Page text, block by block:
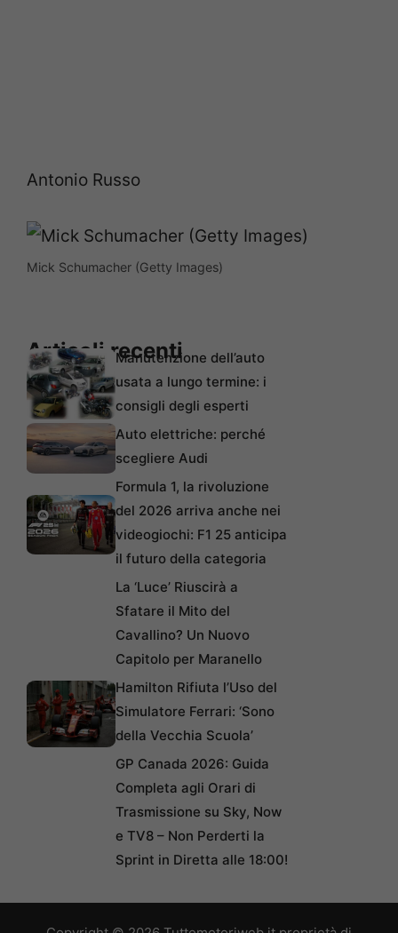
Antonio Russo
Mick Schumacher (Getty Images)
Articoli recentiManutenzione dell’auto
usata a lungo termine: i
consigli degli esperti
Auto elettriche: perché
scegliere Audi
Formula 1, la rivoluzione
del 2026 arriva anche nei
videogiochi: F1 25 anticipa
il futuro della categoria
La ‘Luce’ Riuscirà a
Sfatare il Mito del
Cavallino? Un Nuovo
Capitolo per Maranello
Hamilton Rifiuta l’Uso del
Simulatore Ferrari: ‘Sono
della Vecchia Scuola’
GP Canada 2026: Guida
Completa agli Orari di
Trasmissione su Sky, Now
e TV8 – Non Perderti la
Sprint in Diretta alle 18:00!